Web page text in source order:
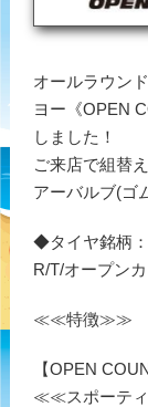
オールラウン
ヨー《OPEN
しました！
ご来店で組替
アーバルブ(ゴ
◆タイヤ銘柄：
R/T/オープン
≪≪特徴≫≫
【OPEN
≪≪スポーティ